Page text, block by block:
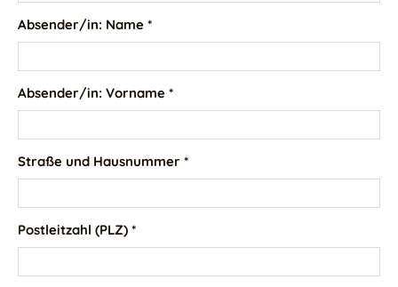
Absender/in: Name *
Absender/in: Vorname *
Straße und Hausnummer *
Postleitzahl (PLZ) *